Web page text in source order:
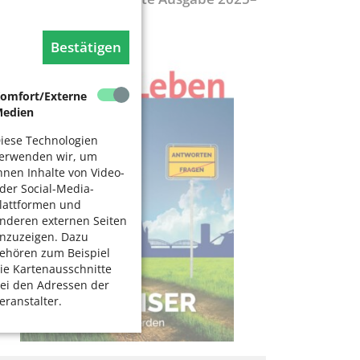
Bestätigen
Externe
Technologien
wir, um
Inhalte von Video-
Social-Media-
und
externen Seiten
Dazu
zum Beispiel
Kartenausschnitte
den Adressen der